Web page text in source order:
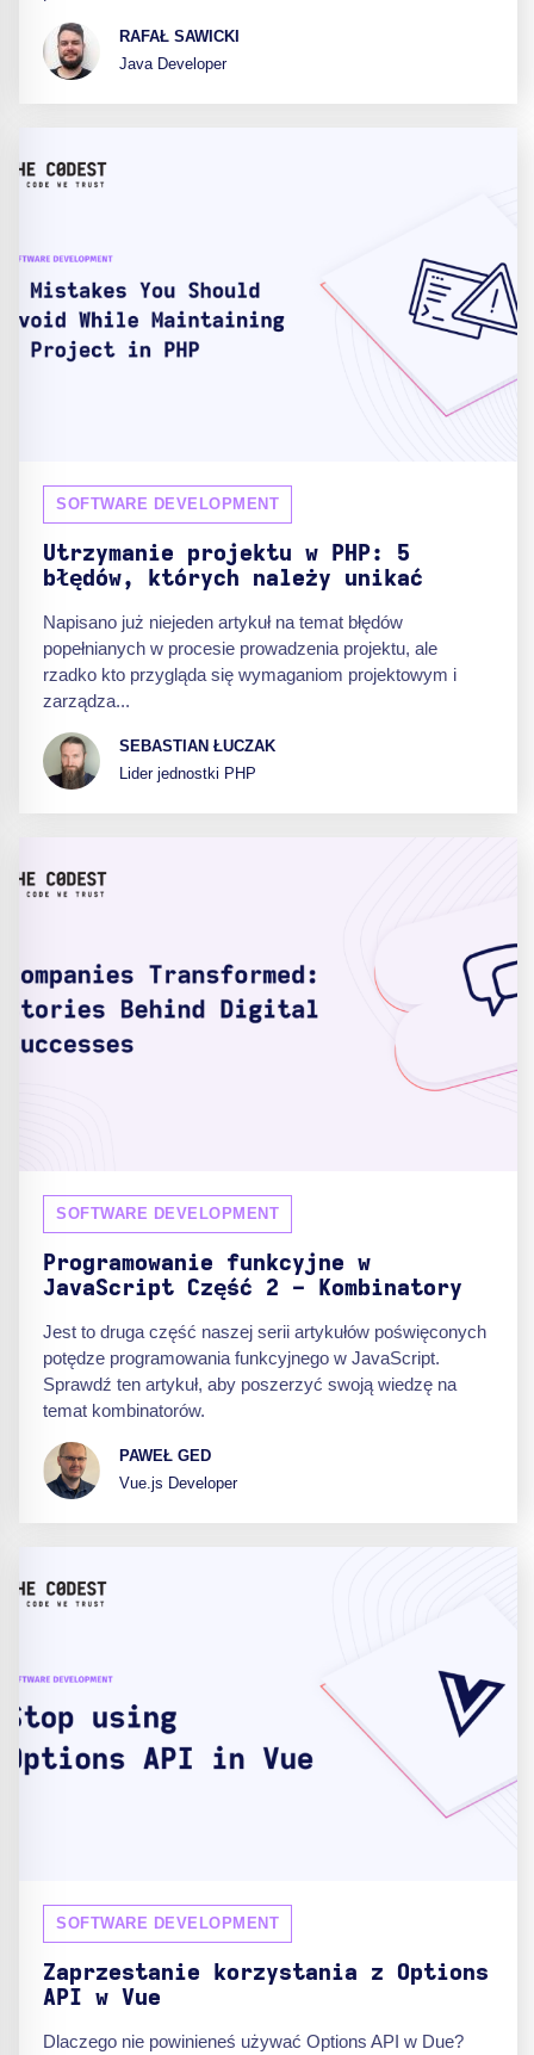
RAFAŁ SAWICKI
Java Developer
SOFTWARE DEVELOPMENT
Utrzymanie projektu w PHP: 5
błędów, których należy unikać
Napisano już niejeden artykuł na temat błędów
popełnianych w procesie prowadzenia projektu, ale
rzadko kto przygląda się wymaganiom projektowym i
zarządza...
SEBASTIAN ŁUCZAK
Lider jednostki PHP
SOFTWARE DEVELOPMENT
Programowanie funkcyjne w
JavaScript Część 2 - Kombinatory
Jest to druga część naszej serii artykułów poświęconych
potędze programowania funkcyjnego w JavaScript.
Sprawdź ten artykuł, aby poszerzyć swoją wiedzę na
temat kombinatorów.
PAWEŁ GED
Vue.js Developer
SOFTWARE DEVELOPMENT
Zaprzestanie korzystania z Options
API w Vue
Dlaczego nie powinieneś używać Options API w Due?